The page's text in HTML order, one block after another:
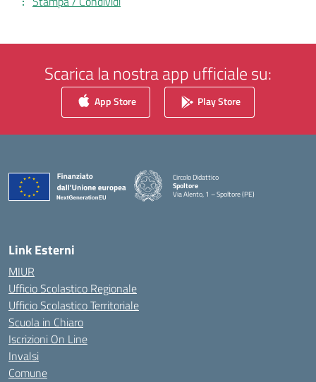
Scarica la nostra app ufficiale su:
App Store Play Store
Circolo Didattico
Spoltore
Via Alento, 1 – Spoltore (PE)
— Visita la pagina iniziale della scuola
Link Esterni
MIUR
Ufficio Scolastico Regionale
Ufficio Scolastico Territoriale
Scuola in Chiaro
Iscrizioni On Line
Invalsi
Comune